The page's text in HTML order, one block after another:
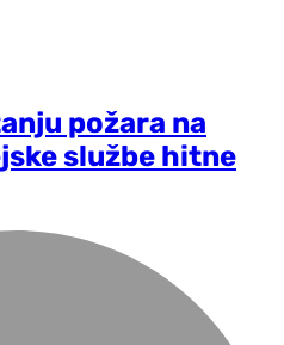
požara na
službe hitne